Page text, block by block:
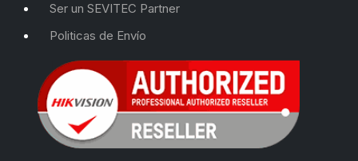
Ser un SEVITEC Partner
Politicas de Envío